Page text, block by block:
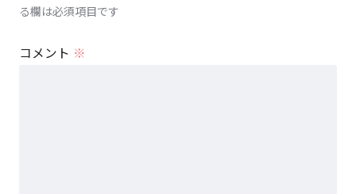
る欄は必須項目です
コメント ※